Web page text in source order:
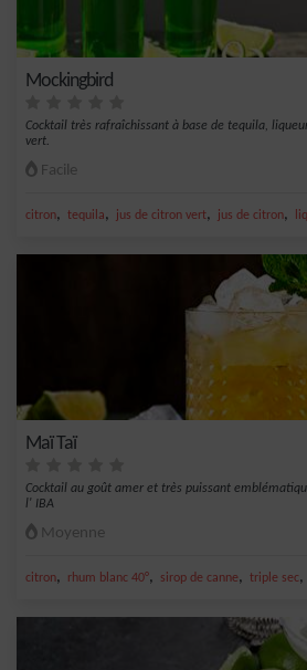
Mockingbird
Cocktail très rafraîchissant à base de tequila,
vert.
Facile
citron, tequila, jus de citron vert, jus de citron,
Maï Taï
Cocktail au goût amer et très puissant
l' IBA
Moyenne
citron, rhum blanc 40°, sirop de canne, triple sec,